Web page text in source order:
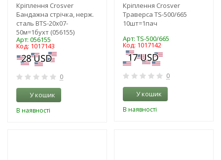
Кріплення Crosver
Бандажна стрічка, нерж.
сталь BTS-20x07-
50м=1бухт (056155)
Арт: 056155
Код: 1017143
0
У кошик
В наявності
Кріплення Crosver
Траверса TS-500/665
10шт=1пач
Арт: TS-500/665
Код: 1017142
0
У кошик
В наявності